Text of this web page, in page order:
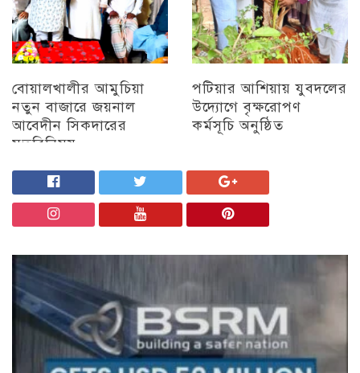
বোয়ালখালীর আমুচিয়া
নতুন বাজারে জয়নাল
আবেদীন সিকদারের
মতবিনিময়
চট্টগ্রাম
পটিয়ার আশিয়ায় যুবদলের
উদ্যোগে বৃক্ষরোপণ
কর্মসূচি অনুষ্ঠিত